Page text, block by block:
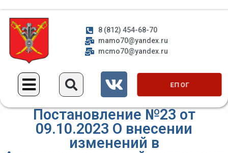
8 (812) 454-68-70
mamo70@yandex.ru
mcmo70@yandex.ru
ЕП ОГ
Постановление №23 от
09.10.2023 О внесении
изменений в